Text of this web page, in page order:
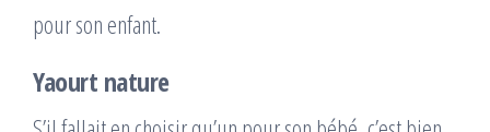
pour son enfant.
Yaourt nature